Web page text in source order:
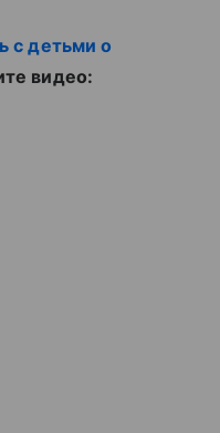
с детьми о
видео: